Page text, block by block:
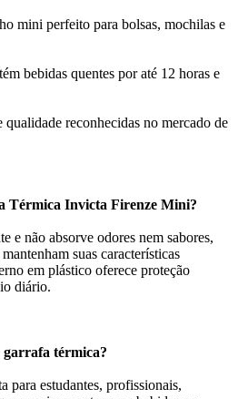
mini perfeito para bolsas, mochilas e
bebidas quentes por até 12 horas e
qualidade reconhecidas no mercado de
Térmica Invicta Firenze Mini?
e não absorve odores nem sabores,
suas características
em plástico oferece proteção
diário.
garrafa térmica?
para estudantes, profissionais,